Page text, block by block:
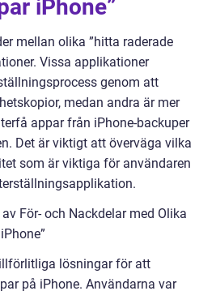
iPhone”
mellan olika ”hitta raderade
Vissa applikationer
genom att
medan andra är mer
appar från iPhone-backuper
Det är viktigt att överväga vilka
som är viktiga för användaren
För- och Nackdelar med Olika
lösningar för att
på iPhone. Användarna var